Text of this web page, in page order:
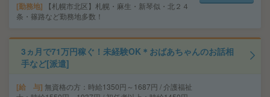
勤務地
【札幌市北区】札幌・麻生・新琴似・北２４
条・篠路など勤務地多数！
3ヵ月で71万円稼ぐ！未経験OK＊おばあちゃんのお話相
手など[派遣]
給 与 無資格の方：時給1350円～1687円 / 介護福祉